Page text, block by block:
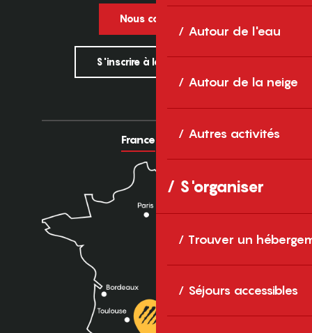
Autour de l'eau
Autour de la neige
Autres activités
S'organiser
Trouver un
Séjours accessibles
Nous contacter
S'inscrire à la newsletter
France Europe